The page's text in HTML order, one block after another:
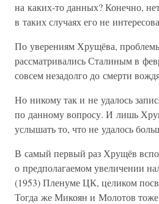
на каких-то данных? Конечно,
в таких случаях его не
По уверениям Хрущёва,
рассматривались Сталиным в
совсем незадолго до смерти
Но никому так и не удалось
по данному вопросу. И лишь
услышать то, что не удалось
В самый первый раз Хрущёв
о предполагаемом увеличении
(1953) Пленуме ЦК, целиком
Тогда же Микоян и Молотов